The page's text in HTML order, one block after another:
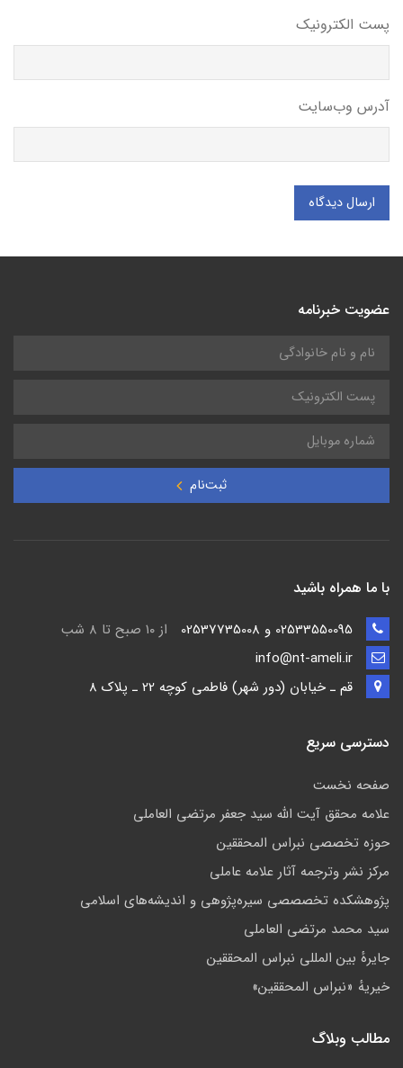
پست الکترونیک
آدرس وب‌سایت
ارسال دیدگاه
عضویت خبرنامه
ثبت‌نام
با ما همراه باشید
از ۱۰ صبح تا ۸ شب
قم ـ خيابان (دور شهر) فاطمي كوچه 22 ـ پلاک 8
دسترسی سریع
صفحه نخست
علامه محقق آیت الله سید جعفر مرتضی العاملی
حوزه تخصصی نبراس المحققین
مركز نشر وترجمه آثار علامه عاملی
پژوهشكده تخصصصى سیره‌پژوهی و اندیشه‌های اسلامی
سید محمد مرتضی العاملی
جايرهٔ بین المللی نبراس المحققین
خيريهٔ «نبراس المحققين»
مطالب وبلاگ